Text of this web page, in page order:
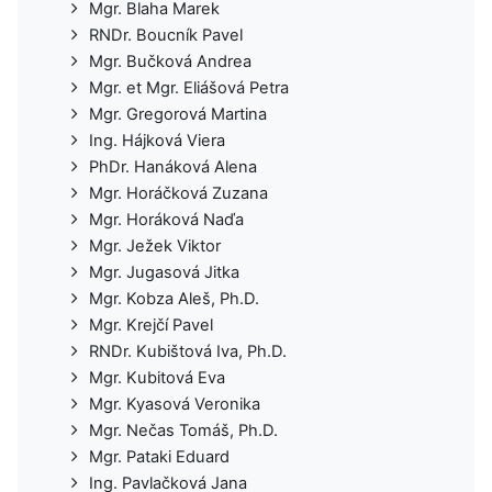
Mgr. Blaha Marek
RNDr. Boucník Pavel
Mgr. Bučková Andrea
Mgr. et Mgr. Eliášová Petra
Mgr. Gregorová Martina
Ing. Hájková Viera
PhDr. Hanáková Alena
Mgr. Horáčková Zuzana
Mgr. Horáková Naďa
Mgr. Ježek Viktor
Mgr. Jugasová Jitka
Mgr. Kobza Aleš, Ph.D.
Mgr. Krejčí Pavel
RNDr. Kubištová Iva, Ph.D.
Mgr. Kubitová Eva
Mgr. Kyasová Veronika
Mgr. Nečas Tomáš, Ph.D.
Mgr. Pataki Eduard
Ing. Pavlačková Jana